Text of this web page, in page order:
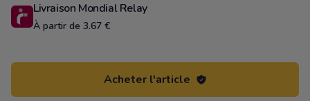
Livraison Mondial Relay
À partir de 3.67 €
Acheter l'article